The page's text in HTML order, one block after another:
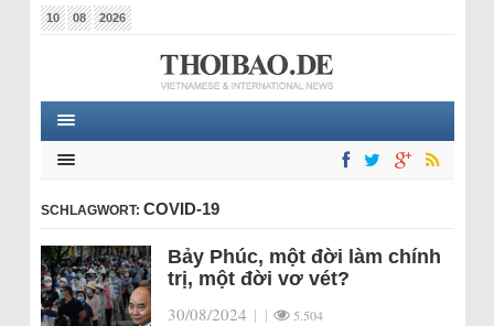
10 08 2026
SCHLAGWORT: COVID-19
Bảy Phúc, một đời làm chính
trị, một đời vơ vét?
30/08/2024 | | 5.504